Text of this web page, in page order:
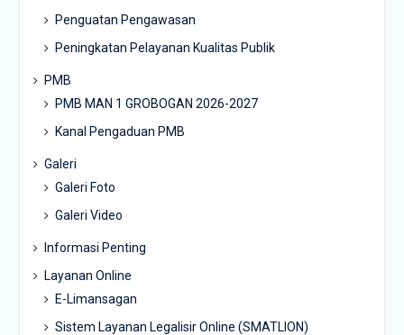
Penguatan Pengawasan
Peningkatan Pelayanan Kualitas Publik
PMB
PMB MAN 1 GROBOGAN 2026-2027
Kanal Pengaduan PMB
Galeri
Galeri Foto
Galeri Video
Informasi Penting
Layanan Online
E-Limansagan
Sistem Layanan Legalisir Online (SMATLION)